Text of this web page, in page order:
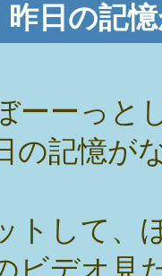
日の記
ーーっと
の記憶が
トして、